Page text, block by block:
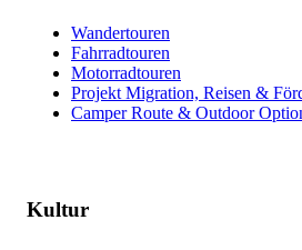
Wandertouren
Fahrradtouren
Motorradtouren
Projekt Migration, Reisen &
Camper Route & Outdoor
Kultur